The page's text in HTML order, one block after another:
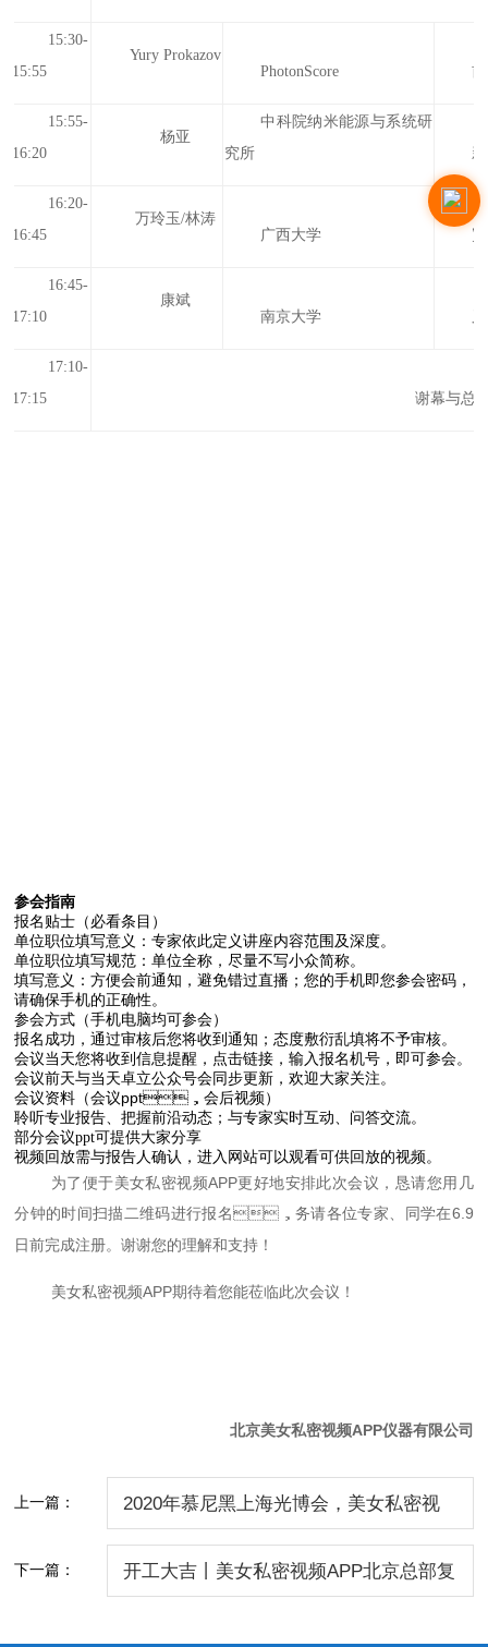
15:30-
15:55
Yury Prokazov
PhotonScore
15:55-
16:20
杨亚
中科院纳米能源与系统研
究所
16:20-
16:45
万玲玉/林涛
广西大学
16:45-
17:10
康斌
南京大学
1 7:10-
1 7:15 谢幕与总
参会指南
报名贴士（必看条目）
单位职位填写意义：专家依此定义讲座内容范围及深度。
单位职位填写规范：单位全称，尽量不写小众简称。
填写意义：方便会前通知，避免错过直播；您的手机即您参会密码，
请确保手机的正确性。
参会方式（手机电脑均可参会）
报名成功，通过审核后您将收到通知；态度敷衍乱填将不予审核。
会议当天您将收到信息提醒，点击链接，输入报名机号，即可参会。
会议前天与当天卓立公众号会同步更新，欢迎大家关注。
会议资料（会议ppt，会后视频）
聆听专业报告、把握前沿动态；与专家实时互动、问答交流。
部分会议ppt可提供大家分享
视频回放需与报告人确认，进入网站可以观看可供回放的视频。
为了便于美女私密视频APP更好地安排此次会议，恳请您用几
分钟的时间扫描二维码进行报名， 务请各位专家、同学在6.9
日前完成注册。谢谢您的理解和支持！
美女私密视频APP期待着您能莅临此次会议！
北京美女私密视频APP仪器有限公司
上一篇： 2020年慕尼黑上海光博会，美女私密视
下一篇： 开工大吉丨美女私密视频APP北京总部复